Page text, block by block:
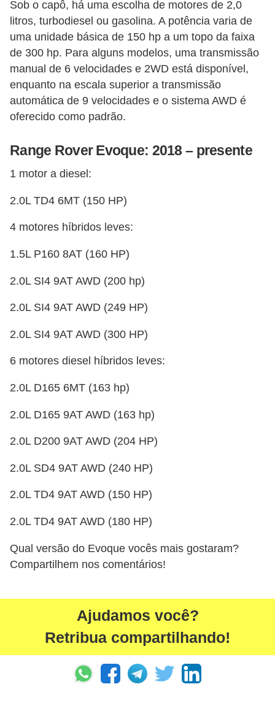
Sob o capô, há uma escolha de motores de 2,0
litros, turbodiesel ou gasolina. A potência varia de
uma unidade básica de 150 hp a um topo da faixa
de 300 hp. Para alguns modelos, uma transmissão
manual de 6 velocidades e 2WD está disponível,
enquanto na escala superior a transmissão
automática de 9 velocidades e o sistema AWD é
oferecido como padrão.
Range Rover Evoque: 2018 – presente
1 motor a diesel:
2.0L TD4 6MT (150 HP)
4 motores híbridos leves:
1.5L P160 8AT (160 HP)
2.0L SI4 9AT AWD (200 hp)
2.0L SI4 9AT AWD (249 HP)
2.0L SI4 9AT AWD (300 HP)
6 motores diesel híbridos leves:
2.0L D165 6MT (163 hp)
2.0L D165 9AT AWD (163 hp)
2.0L D200 9AT AWD (204 HP)
2.0L SD4 9AT AWD (240 HP)
2.0L TD4 9AT AWD (150 HP)
2.0L TD4 9AT AWD (180 HP)
Qual versão do Evoque vocês mais gostaram?
Compartilhem nos comentários!
Ajudamos você?
Retribua compartilhando!